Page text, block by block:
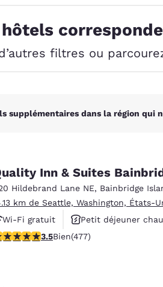
Español
France
filtres ou
supplémentaires dans la région
Inn & Suites
Hildebrand Lane NE, Bainbridge
km de Seattle, Washington, États-
Wi-Fi gratuit
Petit déjeuner
Animaux acceptés
étoiles. Bien. 477 commentaires
3.5Bien(477)